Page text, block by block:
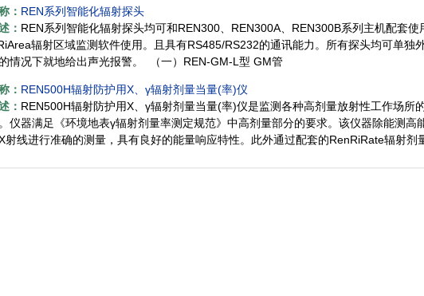
： REN系列智能化辐射探头
： REN系列智能化辐射探头均可和REN300、REN300A、REN300B系列主机配套使
辐射区域监测软件使用。且具有RS485/RS232的通讯能力。所有探头均可单独
情况下就地给出声光报警。 （一）REN-GM-L型 GM管
： REN500H辐射防护用X、γ辐射剂量当量(率)仪
： REN500H辐射防护用X、γ辐射剂量当量(率)仪是监测各种高剂量放射性工作场所
仪器满足《环境地表γ辐射剂量率测定规范》中高剂量部分的要求。该仪器除能测高
射线进行准确的测量，具有良好的能量响应特性。此外通过配套的RenRiRate辐射剂